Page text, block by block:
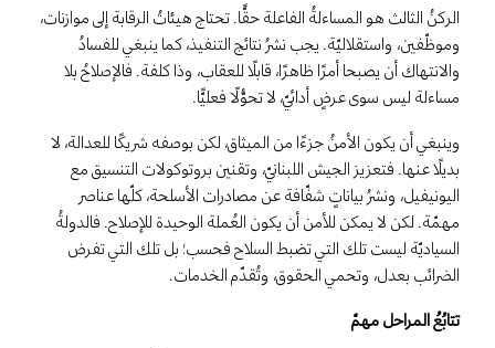
الركنُ الثالث هو المساءلةُ الفاعلة حقًّا. تحتاج هيئاتُ الرقابة إلى موازنات،
وموظّفين، واستقلاليّة. يجب نشرُ نتائج التنفيذ، كما ينبغي للفسادُ
والانتهاك أن يصبحا أمرًا ظاهرًا، قابلًا للعقاب، وذا كلفة. فالإصلاحُ بلا
مساءلة ليس سوى عرضٍ أدائيّ، لا تحوُّلًا فعليًّا.
وينبغي أن يكون الأمنُ جزءًا من الميثاق، لكن بوصفه شريكًا للعدالة، لا
بديلًا عنها. فتعزيز الجيش اللبنانيّ، وتقنين بروتوكولات التنسيق مع
اليونيفيل، ونشرُ بياناتٍ شفّافة عن مصادرات الأسلحة، كلّها عناصر
مهمّة. لكن لا يمكن للأمن أن يكون العُملة الوحيدة للإصلاح. فالدولةُ
السياديّة ليست تلك التي تضبط السلاح فحسب؛ بل تلك التي تفرض
الضرائب بعدل، وتحمي الحقوق، وتُقدّم الخدمات.
تتابُعُ المراحل مهمّ